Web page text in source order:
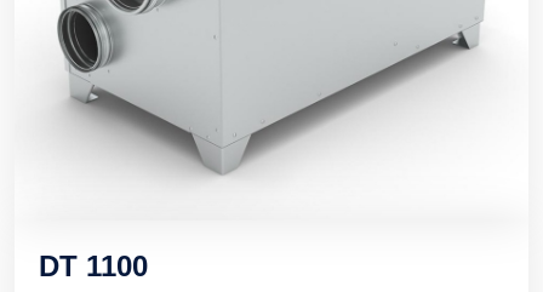
DT 1100